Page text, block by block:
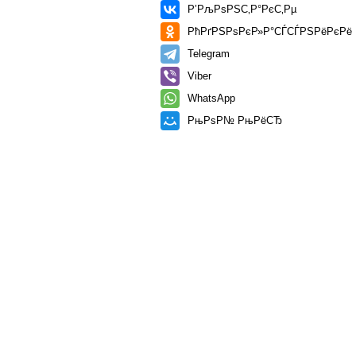
Р’РљРѕРЅС‚Р°РєС‚Рµ
РћРґРЅРѕРєР»Р°СЃСЃРЅРёРєРё
Telegram
Viber
WhatsApp
РњРѕР№ РњРёСЂ